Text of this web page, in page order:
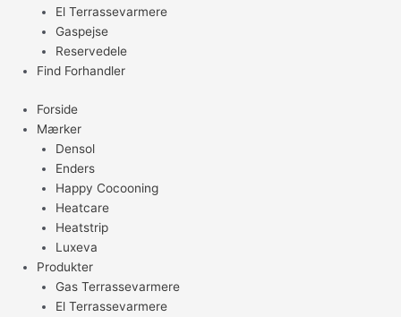
El Terrassevarmere
Gaspejse
Reservedele
Find Forhandler
Forside
Mærker
Densol
Enders
Happy Cocooning
Heatcare
Heatstrip
Luxeva
Produkter
Gas Terrassevarmere
El Terrassevarmere